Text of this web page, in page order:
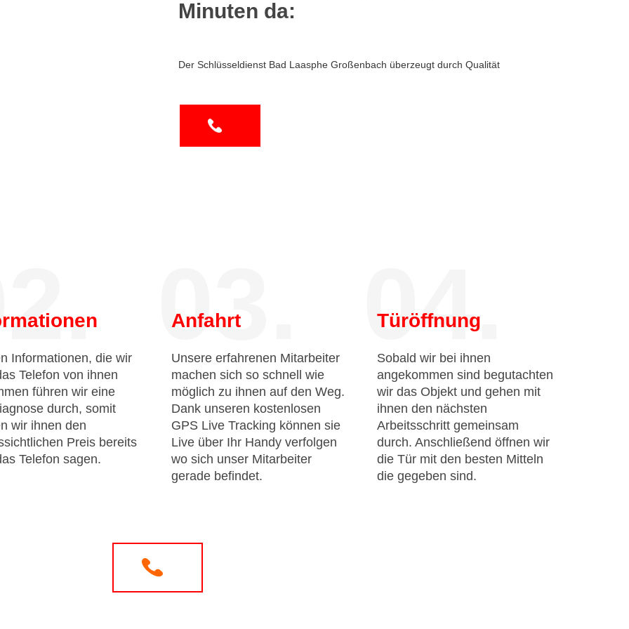
Minuten da:
Der Schlüsseldienst Bad Laasphe Großenbach überzeugt durch Qualität
Informationen, die wir
Telefon von ihnen
führen wir eine
durch, somit
wir ihnen den
Preis bereits
Telefon sagen.
03.
Anfahrt
Unsere erfahrenen Mitarbeiter
machen sich so schnell wie
möglich zu ihnen auf den Weg.
Dank unseren kostenlosen
GPS Live Tracking können sie
Live über Ihr Handy verfolgen
wo sich unser Mitarbeiter
gerade befindet.
04.
Türöffnung
Sobald wir bei ihnen
angekommen sind begutachten
wir das Objekt und gehen mit
ihnen den nächsten
Arbeitsschritt gemeinsam
durch. Anschließend öffnen wir
die Tür mit den besten Mitteln
die gegeben sind.